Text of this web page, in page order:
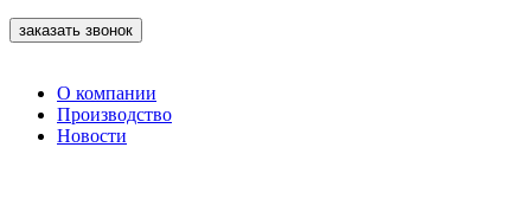
заказать звонок
О компании
Производство
Новости